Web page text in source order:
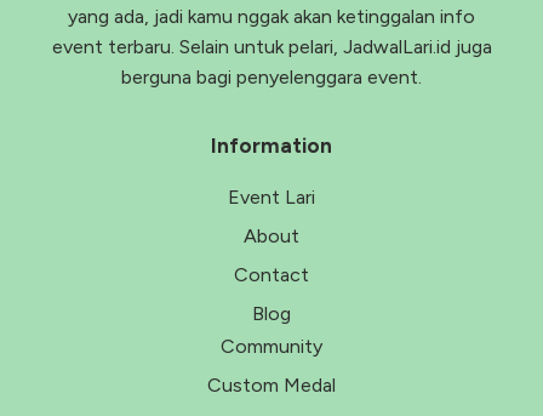
yang ada, jadi kamu nggak akan ketinggalan info
event terbaru. Selain untuk pelari, JadwalLari.id juga
berguna bagi penyelenggara event.
Information
Event Lari
About
Contact
Blog
Community
Custom Medal